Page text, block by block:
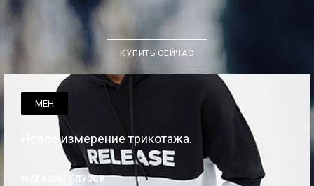
КУПИТЬ СЕЙЧАС
МЕН
Новое измерение трикотажа.
МАГАЗИН БЛУЗОК